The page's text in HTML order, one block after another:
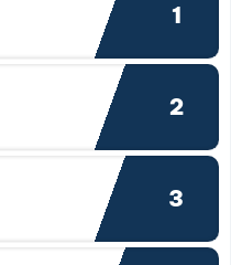
1
2
3